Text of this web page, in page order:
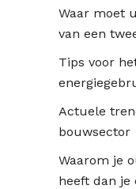
Waar moet
van een
Tips voor
Actuele
bouwsector
Waarom je
heeft dan je